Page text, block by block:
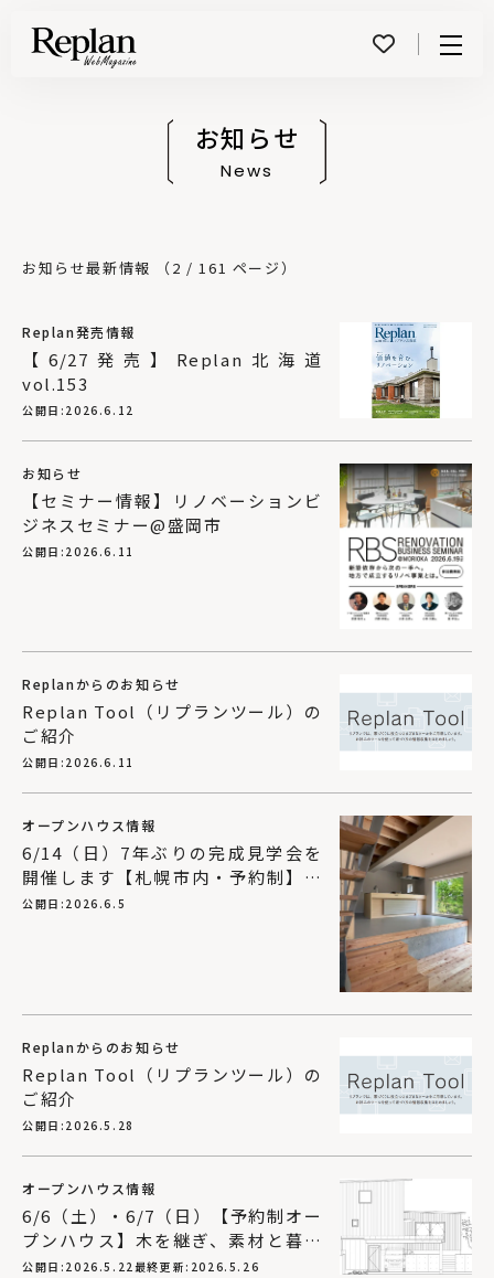
お知らせ
News
お知らせ最新情報 （2 / 161 ページ）
【6/27発売】Replan北海道
vol.153
Replan発売情報
公開日: 2026.6.12
【セミナー情報】リノベーションビ
ジネスセミナー@盛岡市
お知らせ
公開日: 2026.6.11
Replan Tool（リプランツール）の
ご紹介
Replanからのお知らせ
公開日: 2026.6.11
6/14（日）7年ぶりの完成見学会を
開催します【札幌市内・予約制】｜
富谷洋介建築設計
オープンハウス情報
公開日: 2026.6.5
Replan Tool（リプランツール）の
ご紹介
Replanからのお知らせ
公開日: 2026.5.28
6/6（土）・6/7（日）【予約制オー
プンハウス】木を継ぎ、素材と暮ら
す「木々を編む家」｜SUDOホーム
オープンハウス情報
公開日: 2026.5.22最終更新: 2026.5.26